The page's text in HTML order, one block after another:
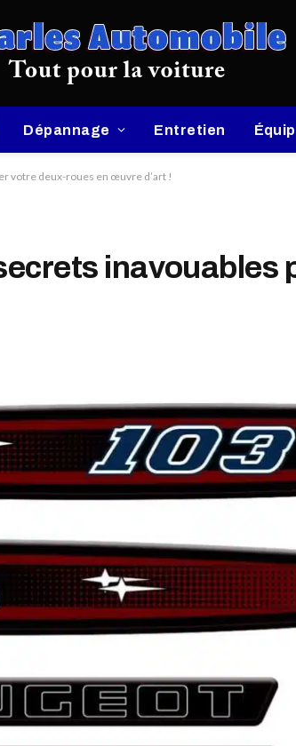
Dépannage Entretien
votre deux-roues en œuvre d’art !
inavouables